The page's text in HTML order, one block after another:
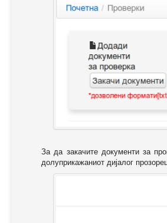
За да закачите документи за
долуприкажаниот дијалог